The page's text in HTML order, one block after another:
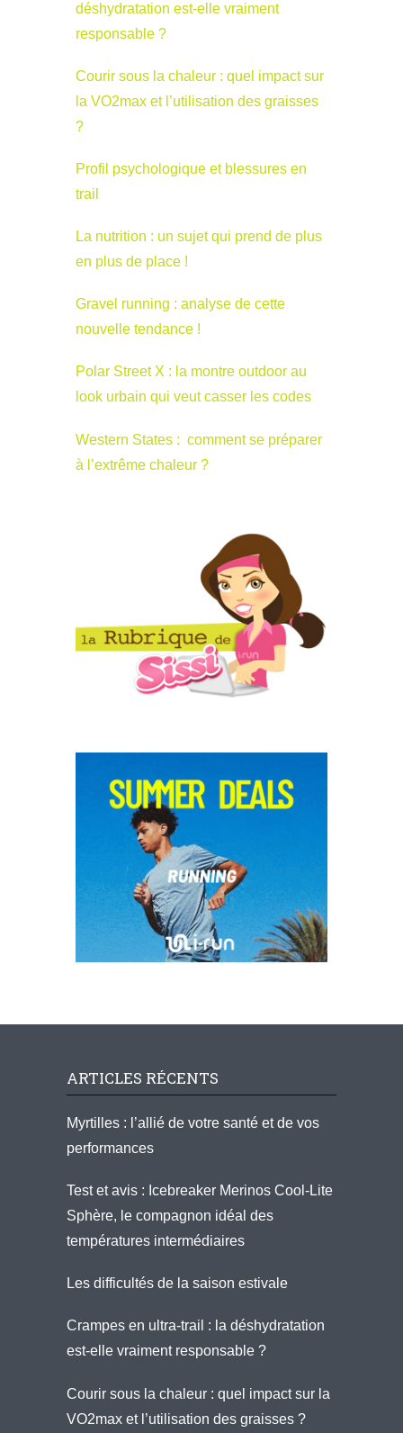
déshydratation est-elle vraiment
responsable ?
Courir sous la chaleur : quel impact sur
la VO2max et l’utilisation des graisses
?
Profil psychologique et blessures en
trail
La nutrition : un sujet qui prend de plus
en plus de place !
Gravel running : analyse de cette
nouvelle tendance !
Polar Street X : la montre outdoor au
look urbain qui veut casser les codes
Western States : comment se préparer
à l’extrême chaleur ?
ARTICLES RÉCENTS
Myrtilles : l’allié de votre santé et de vos
performances
Test et avis : Icebreaker Merinos Cool-Lite
Sphère, le compagnon idéal des
températures intermédiaires
Les difficultés de la saison estivale
Crampes en ultra-trail : la déshydratation
est-elle vraiment responsable ?
Courir sous la chaleur : quel impact sur la
VO2max et l’utilisation des graisses ?